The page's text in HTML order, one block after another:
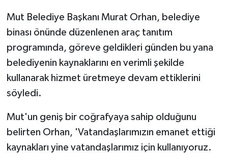
Mut Belediye Başkanı Murat Orhan, belediye
binası önünde düzenlenen araç tanıtım
programında, göreve geldikleri günden bu yana
belediyenin kaynaklarını en verimli şekilde
kullanarak hizmet üretmeye devam ettiklerini
söyledi.
Mut'un geniş bir coğrafyaya sahip olduğunu
belirten Orhan, 'Vatandaşlarımızın emanet ettiği
kaynakları yine vatandaşlarımız için kullanıyoruz.